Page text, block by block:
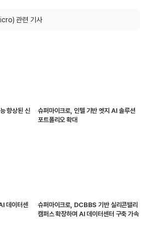
관련 기사
향상된 신
슈퍼마이크로, 인텔 기반 엣지 AI 솔루션
포트폴리오 확대
데이터센
슈퍼마이크로, DCBBS 기반 실리콘밸리
캠퍼스 확장하며 AI 데이터센터 구축 가속